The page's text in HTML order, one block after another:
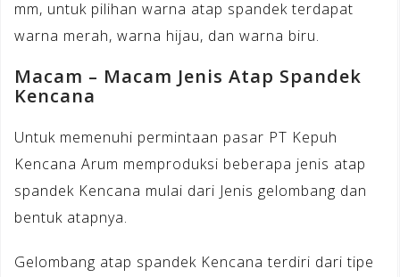
mm, untuk pilihan warna atap spandek terdapat
warna merah, warna hijau, dan warna biru.
Macam – Macam Jenis Atap Spandek
Kencana
Untuk memenuhi permintaan pasar PT Kepuh
Kencana Arum memproduksi beberapa jenis atap
spandek Kencana mulai dari Jenis gelombang dan
bentuk atapnya.
Gelombang atap spandek Kencana terdiri dari tipe